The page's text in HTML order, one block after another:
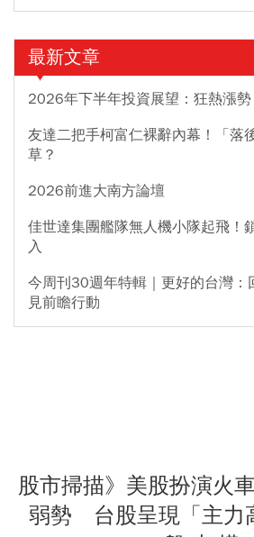
最新文章
2026年下半年投資展望：狂熱漲
友達二把手柯富仁裸辭內幕！「落
草？
2026前進大南方論壇
佳世達集團艦隊無人機小隊起飛！
入
今周刊30週年特輯｜更好的台灣：
見前瞻行動
股市掃描》美股扮演火
弱勢 台股呈現「主力